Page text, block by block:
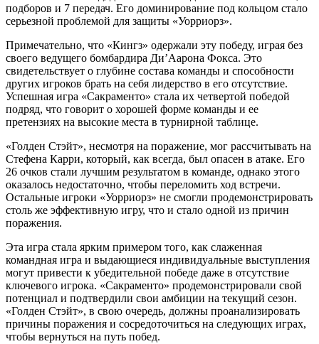
подборов и 7 передач. Его доминирование под кольцом стало
серьезной проблемой для защиты «Уорриорз».
Примечательно, что «Кингз» одержали эту победу, играя без
своего ведущего бомбардира Ди’Аарона Фокса. Это
свидетельствует о глубине состава команды и способности
других игроков брать на себя лидерство в его отсутствие.
Успешная игра «Сакраменто» стала их четвертой победой
подряд, что говорит о хорошей форме команды и ее
претензиях на высокие места в турнирной таблице.
«Голден Стэйт», несмотря на поражение, мог рассчитывать на
Стефена Карри, который, как всегда, был опасен в атаке. Его
26 очков стали лучшим результатом в команде, однако этого
оказалось недостаточно, чтобы переломить ход встречи.
Остальные игроки «Уорриорз» не смогли продемонстрировать
столь же эффективную игру, что и стало одной из причин
поражения.
Эта игра стала ярким примером того, как слаженная
командная игра и выдающиеся индивидуальные выступления
могут привести к убедительной победе даже в отсутствие
ключевого игрока. «Сакраменто» продемонстрировали свой
потенциал и подтвердили свои амбиции на текущий сезон.
«Голден Стэйт», в свою очередь, должны проанализировать
причины поражения и сосредоточиться на следующих играх,
чтобы вернуться на путь побед.